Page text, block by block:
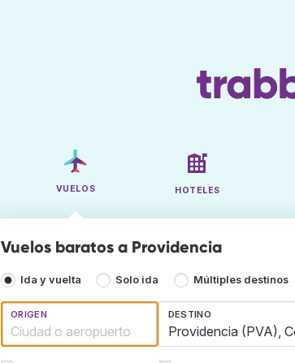
VUELOS HOTELES
Vuelos baratos a Providencia
Ida y vuelta Solo ida Múltiples destinos
ORIGEN DESTINO